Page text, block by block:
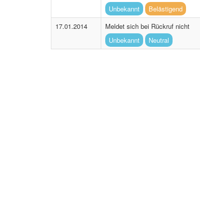
Unbekannt
Belästigend
17.01.2014
Meldet sich bei Rückruf nicht
Unbekannt
Neutral